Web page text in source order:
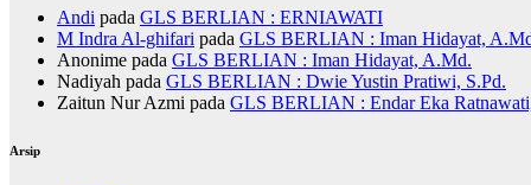
Andi pada GLS BERLIAN : ERNIAWATI
M Indra Al-ghifari pada GLS BERLIAN : Iman Hidayat,
Anonime pada GLS BERLIAN : Iman Hidayat, A.Md.
Nadiyah pada GLS BERLIAN : Dwie Yustin Pratiwi, S.Pd.
Zaitun Nur Azmi pada GLS BERLIAN : Endar Eka
Arsip